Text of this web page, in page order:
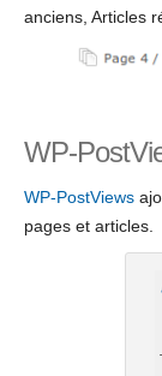
anciens, Articles
WP-
WP-PostViews
pages et articles.